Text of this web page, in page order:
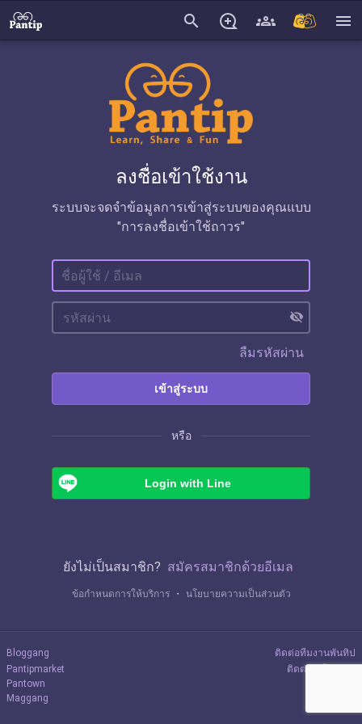
search menu
ลงชื่อเข้าใช้งาน
ระบบจะจดจำข้อมูลการเข้าสู่ระบบของคุณแบบ
"การลงชื่อเข้าใช้ถาวร"
visibility_off
ลืมรหัสผ่าน
เข้าสู่ระบบ
หรือ
Login with Line
ยังไม่เป็นสมาชิก? สมัครสมาชิกด้วยอีเมล
ข้อกำหนดการให้บริการ ・ นโยบายความเป็นส่วนตัว
Bloggang
Pantipmarket
Pantown
Maggang
ติดต่อทีมงานพันทิป
ติดต่อลงโฆษณา